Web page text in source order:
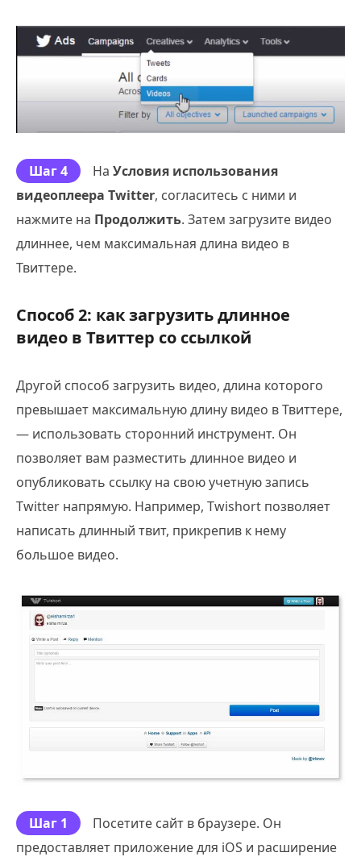
Шаг 4 На Условия использования
видеоплеера Twitter, согласитесь с ними и
нажмите на Продолжить. Затем загрузите видео
длиннее, чем максимальная длина видео в
Твиттере.
Способ 2: как загрузить длинное
видео в Твиттер со ссылкой
Другой способ загрузить видео, длина которого
превышает максимальную длину видео в Твиттере,
— использовать сторонний инструмент. Он
позволяет вам разместить длинное видео и
опубликовать ссылку на свою учетную запись
Twitter напрямую. Например, Twishort позволяет
написать длинный твит, прикрепив к нему
большое видео.
Шаг 1
Посетите сайт в браузере. Он
предоставляет приложение для iOS и расширение